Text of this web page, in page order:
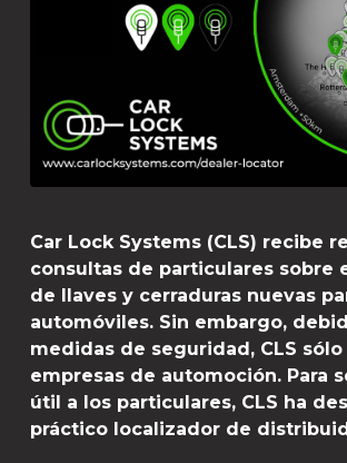
Car Lock Systems (CLS) recibe
consultas de particulares sobre
de llaves y cerraduras nuevas
automóviles. Sin embargo,
medidas de seguridad, CLS
empresas de automoción. Para
útil a los particulares, CLS ha
práctico localizador de